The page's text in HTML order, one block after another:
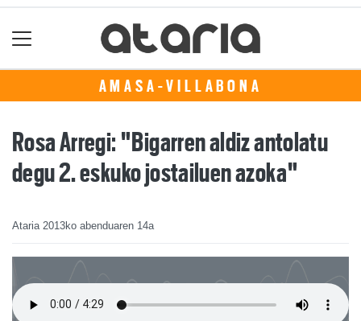
AMASA-VILLABONA
Rosa Arregi: "Bigarren aldiz antolatu
degu 2. eskuko jostailuen azoka"
Ataria 2013ko abenduaren 14a